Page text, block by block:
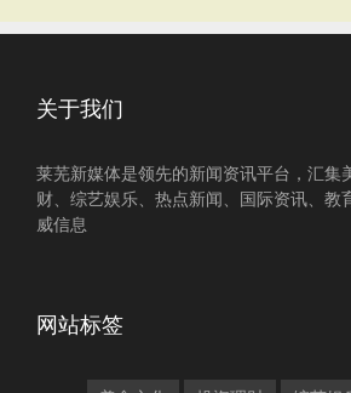
关于我们
莱芜新媒体是领先的新闻资讯平台，汇集
财、综艺娱乐、热点新闻、国际资讯、教
威信息
网站标签